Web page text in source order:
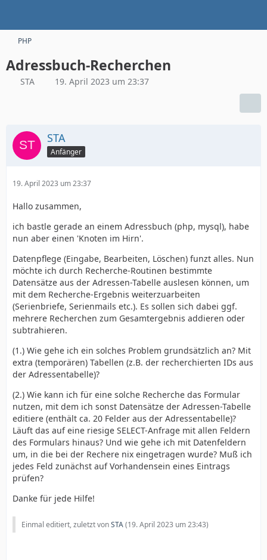
PHP
Adressbuch-Recherchen
STA 19. April 2023 um 23:37
STA
Anfänger
19. April 2023 um 23:37
Hallo zusammen,
ich bastle gerade an einem Adressbuch (php, mysql), habe
nun aber einen 'Knoten im Hirn'.
Datenpflege (Eingabe, Bearbeiten, Löschen) funzt alles. Nun
möchte ich durch Recherche-Routinen bestimmte
Datensätze aus der Adressen-Tabelle auslesen können, um
mit dem Recherche-Ergebnis weiterzuarbeiten
(Serienbriefe, Serienmails etc.). Es sollen sich dabei ggf.
mehrere Recherchen zum Gesamtergebnis addieren oder
subtrahieren.
(1.) Wie gehe ich ein solches Problem grundsätzlich an? Mit
extra (temporären) Tabellen (z.B. der recherchierten IDs aus
der Adressentabelle)?
(2.) Wie kann ich für eine solche Recherche das Formular
nutzen, mit dem ich sonst Datensätze der Adressen-Tabelle
editiere (enthält ca. 20 Felder aus der Adressentabelle)?
Läuft das auf eine riesige SELECT-Anfrage mit allen Feldern
des Formulars hinaus? Und wie gehe ich mit Datenfeldern
um, in die bei der Rechere nix eingetragen wurde? Muß ich
jedes Feld zunächst auf Vorhandensein eines Eintrags
prüfen?
Danke für jede Hilfe!
Einmal editiert, zuletzt vonSTA(19. April 2023 um 23:43)